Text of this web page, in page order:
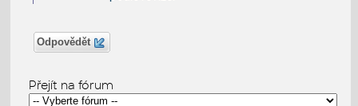
Odpovědět
Přejít na fórum